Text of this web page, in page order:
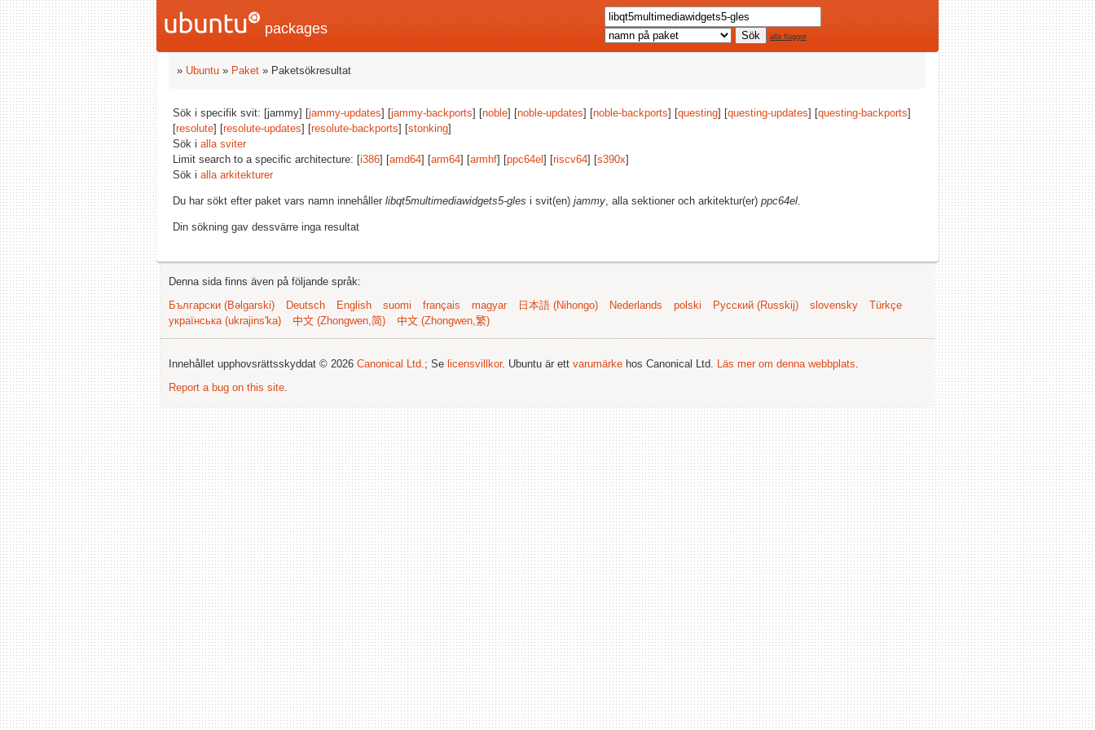
packages alla flaggor
» Ubuntu » Paket » Paketsökresultat
Sök i specifik svit: [jammy] [jammy-updates] [jammy-backports] [noble] [noble-updates] [noble-backports] [questing] [questing-updates] [questing-backports]
[resolute] [resolute-updates] [resolute-backports] [stonking]
Sök i alla sviter
Limit search to a specific architecture: [i386] [amd64] [arm64] [armhf] [ppc64el ] [riscv64] [s390x]
Sök i alla arkitekturer
Du har sökt efter paket vars namn innehåller libqt5multimediawidgets5-gles i svit(en) jammy, alla sektioner och arkitektur(er) ppc64el.
Din sökning gav dessvärre inga resultat
Denna sida finns även på följande språk:
Български (Bəlgarski)
Deutsch English suomi français magyar 日本語 (Nihongo) Nederlands polski Русский (Russkij) slovensky
Türkçe
українська (ukrajins'ka)
中文 (Zhongwen,简) 中文 (Zhongwen,繁)
Innehållet upphovsrättsskyddat © 2026 Canonical Ltd.; Se licensvillkor. Ubuntu är ett varumärke hos Canonical Ltd. Läs mer om denna webbplats.
Report a bug on this site.